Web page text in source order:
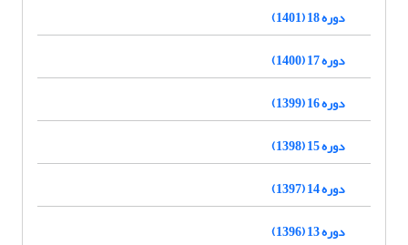
دوره 18 (1401)
دوره 17 (1400)
دوره 16 (1399)
دوره 15 (1398)
دوره 14 (1397)
دوره 13 (1396)